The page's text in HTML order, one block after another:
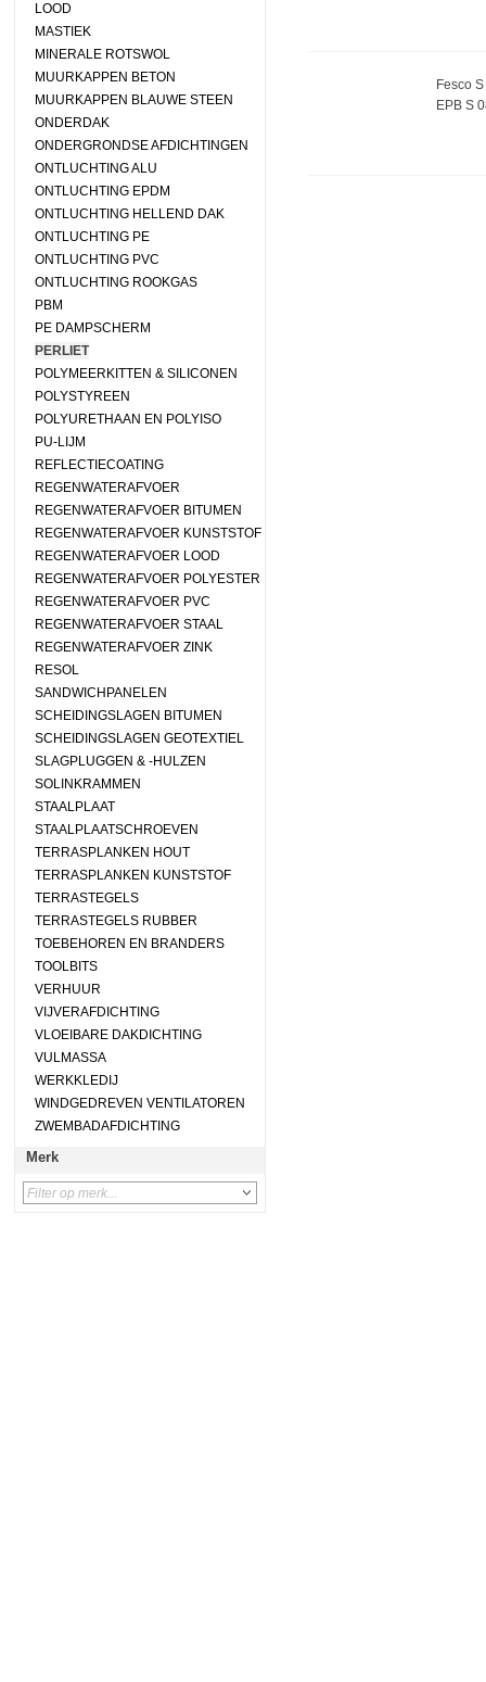
LOOD
MASTIEK
MINERALE ROTSWOL
MUURKAPPEN BETON
MUURKAPPEN BLAUWE STEEN
ONDERDAK
ONDERGRONDSE AFDICHTINGEN
ONTLUCHTING ALU
ONTLUCHTING EPDM
ONTLUCHTING HELLEND DAK
ONTLUCHTING PE
ONTLUCHTING PVC
ONTLUCHTING ROOKGAS
PBM
PE DAMPSCHERM
PERLIET
POLYMEERKITTEN & SILICONEN
POLYSTYREEN
POLYURETHAAN EN POLYISO
PU-LIJM
REFLECTIECOATING
REGENWATERAFVOER
REGENWATERAFVOER BITUMEN
REGENWATERAFVOER KUNSTSTOF
REGENWATERAFVOER LOOD
REGENWATERAFVOER POLYESTER
REGENWATERAFVOER PVC
REGENWATERAFVOER STAAL
REGENWATERAFVOER ZINK
RESOL
SANDWICHPANELEN
SCHEIDINGSLAGEN BITUMEN
SCHEIDINGSLAGEN GEOTEXTIEL
SLAGPLUGGEN & -HULZEN
SOLINKRAMMEN
STAALPLAAT
STAALPLAATSCHROEVEN
TERRASPLANKEN HOUT
TERRASPLANKEN KUNSTSTOF
TERRASTEGELS
TERRASTEGELS RUBBER
TOEBEHOREN EN BRANDERS
TOOLBITS
VERHUUR
VIJVERAFDICHTING
VLOEIBARE DAKDICHTING
VULMASSA
WERKKLEDIJ
WINDGEDREVEN VENTILATOREN
ZWEMBADAFDICHTING
Merk
Fesco
EPB S